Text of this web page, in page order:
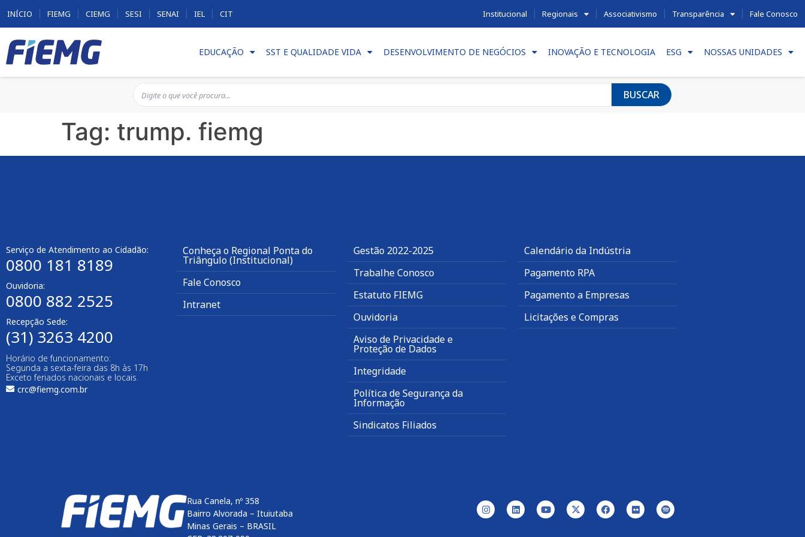
INÍCIO FIEMG CIEMG SESI SENAI IEL CIT Institucional Regionais Associativismo Transparência Fale Conosco
EDUCAÇÃO SST E QUALIDADE VIDA DESENVOLVIMENTO DE NEGÓCIOS INOVAÇÃO E TECNOLOGIA ESG NOSSAS UNIDADES
BUSCAR
Tag: trump. fiemg
Serviço de Atendimento ao Cidadão:
0800 181 8189
Ouvidoria:
0800 882 2525
Recepção Sede:
(31) 3263 4200
Horário de funcionamento:
Segunda a sexta-feira das 8h às 17h
Exceto feriados nacionais e locais.
crc@fiemg.com.br
Conheça o Regional Ponta do
Triângulo (Institucional)
Fale Conosco
Intranet
Gestão 2022-2025
Trabalhe Conosco
Estatuto FIEMG
Ouvidoria
Aviso de Privacidade e
Proteção de Dados
Integridade
Política de Segurança da
Informação
Sindicatos Filiados
Calendário da Indústria
Pagamento RPA
Pagamento a Empresas
Licitações e Compras
Rua Canela, nº 358
Bairro Alvorada – Ituiutaba
Minas Gerais – BRASIL